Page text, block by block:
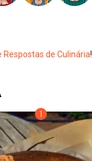
Respostas de Culinária!